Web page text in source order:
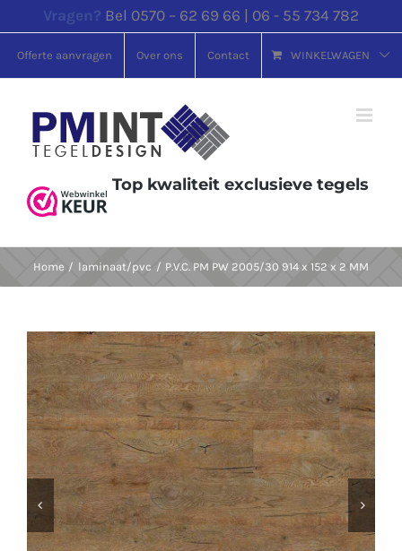
naar
inhoud
Vragen? Bel 0570 – 62 69 66 | 06 - 55 734 782
Offerte aanvragen Over ons Contact WINKELWAGEN
Top kwaliteit exclusieve tegels
Home laminaat/pvc P.V.C. PM PW 2005/30 914 x 152 x 2 MM